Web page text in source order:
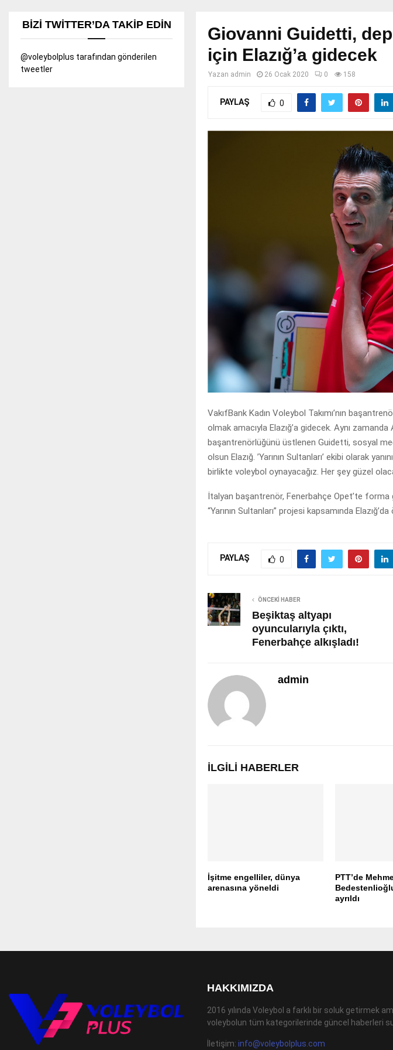
Giovanni Guidetti,
için Elazığ’a gidecek
Yazan admin 26 Ocak 2020 0 158
PAYLAŞ 0
VakıfBank Kadın Voleybol Takımı’nın
olmak amacıyla Elazığ’a gidecek. Aynı zamanda
başantrenörlüğünü üstlenen Guidetti, sosyal
olsun Elazığ. ’Yarının Sultanları’ ekibi olarak
birlikte voleybol oynayacağız. Her şey güzel
İtalyan başantrenör, Fenerbahçe Opet’te
“Yarının Sultanları” projesi kapsamında
PAYLAŞ 0
ÖNCEKI HABER
Beşiktaş altyapı
oyuncularıyla çıktı,
Fenerbahçe alkışladı!
admin
İLGILI HABERLER
İşitme engelliler, dünya
arenasına yöneldi
PTT’de
ayrıldı
BIZI TWITTER’DA TAKIP EDIN
@voleybolplus tarafından gönderilen
tweetler
HAKKIMIZDA
2016 yılında Voleybol a farklı bir soluk getirmek
voleybolun tüm kategorilerinde güncel haberleri
İletişim: info@voleybolplus.com